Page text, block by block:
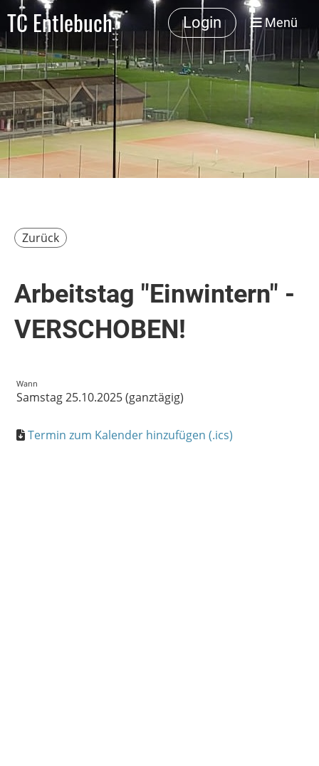
TC Entlebuch Login Menü
Zurück
Arbeitstag "Einwintern" -
VERSCHOBEN!
Wann
Samstag 25.10.2025 (ganztägig)
Termin zum Kalender hinzufügen (.ics)